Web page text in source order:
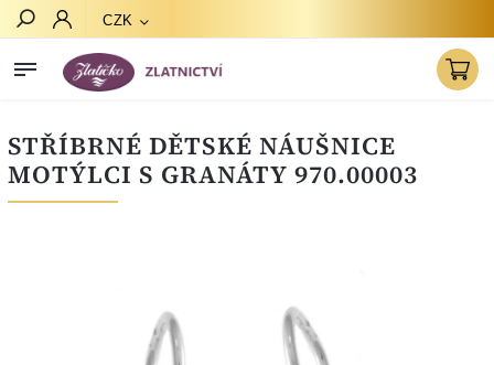
CZK
STŘÍBRNÉ DĚTSKÉ NÁUŠNICE
MOTÝLCI S GRANÁTY 970.00003